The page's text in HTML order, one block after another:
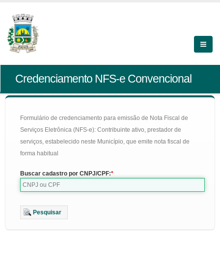
Credenciamento NFS-e Convencional
Formulário de credenciamento para emissão de Nota Fiscal de
Serviços Eletrônica (NFS-e): Contribuinte ativo, prestador de
serviços, estabelecido neste Município, que emite nota fiscal de
forma habitual
Buscar cadastro por CNPJ/CPF:
Pesquisar